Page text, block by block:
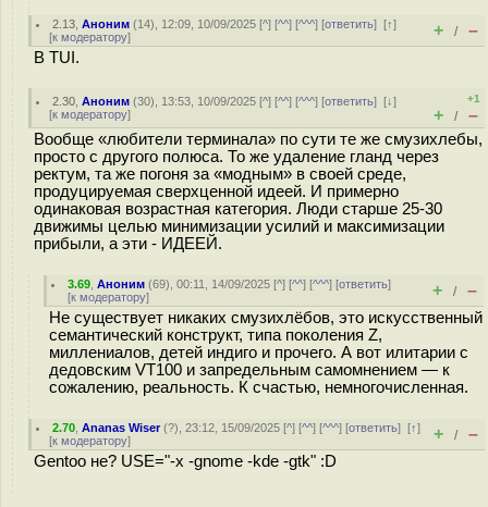
2.13 ,Аноним (14), 12:09, 10/09/2025 [^] [^^] [^^^] [ответить][↑]
[к модератору] + / –
В TUI.
2.30 ,Аноним (30), 13:53, 10/09/2025 [^] [^^] [^^^] [ответить][↓]
[к модератору]
+1
+ / –
Вообще «любители терминала» по сути те же смузихлебы,
просто с другого полюса. То же удаление гланд через
ректум, та же погоня за «модным» в своей среде,
продуцируемая сверхценной идеей. И примерно
одинаковая возрастная категория. Люди старше 25-30
движимы целью минимизации усилий и максимизации
прибыли, а эти - ИДЕЕЙ.
3.69 ,Аноним (69), 00:11, 14/09/2025 [^] [^^] [^^^] [ответить]
[к модератору] + / –
Не существует никаких смузихлёбов, это искусственный
семантический конструкт, типа поколения Z,
миллениалов, детей индиго и прочего. А вот илитарии с
дедовским VT100 и запредельным самомнением — к
сожалению, реальность. К счастью, немногочисленная.
2.70 ,Ananas Wiser(?), 23:12, 15/09/2025 [^] [^^] [^^^] [ответить][↑]
[к модератору] + / –
Gentoo не? USE="-x -gnome -kde -gtk" :D